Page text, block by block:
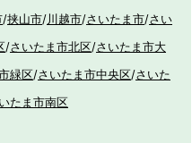
/挟山市/川越市/さいたま市/さい
/さいたま市北区/さいたま市大
緑区/さいたま市中央区/さいた
たま市南区